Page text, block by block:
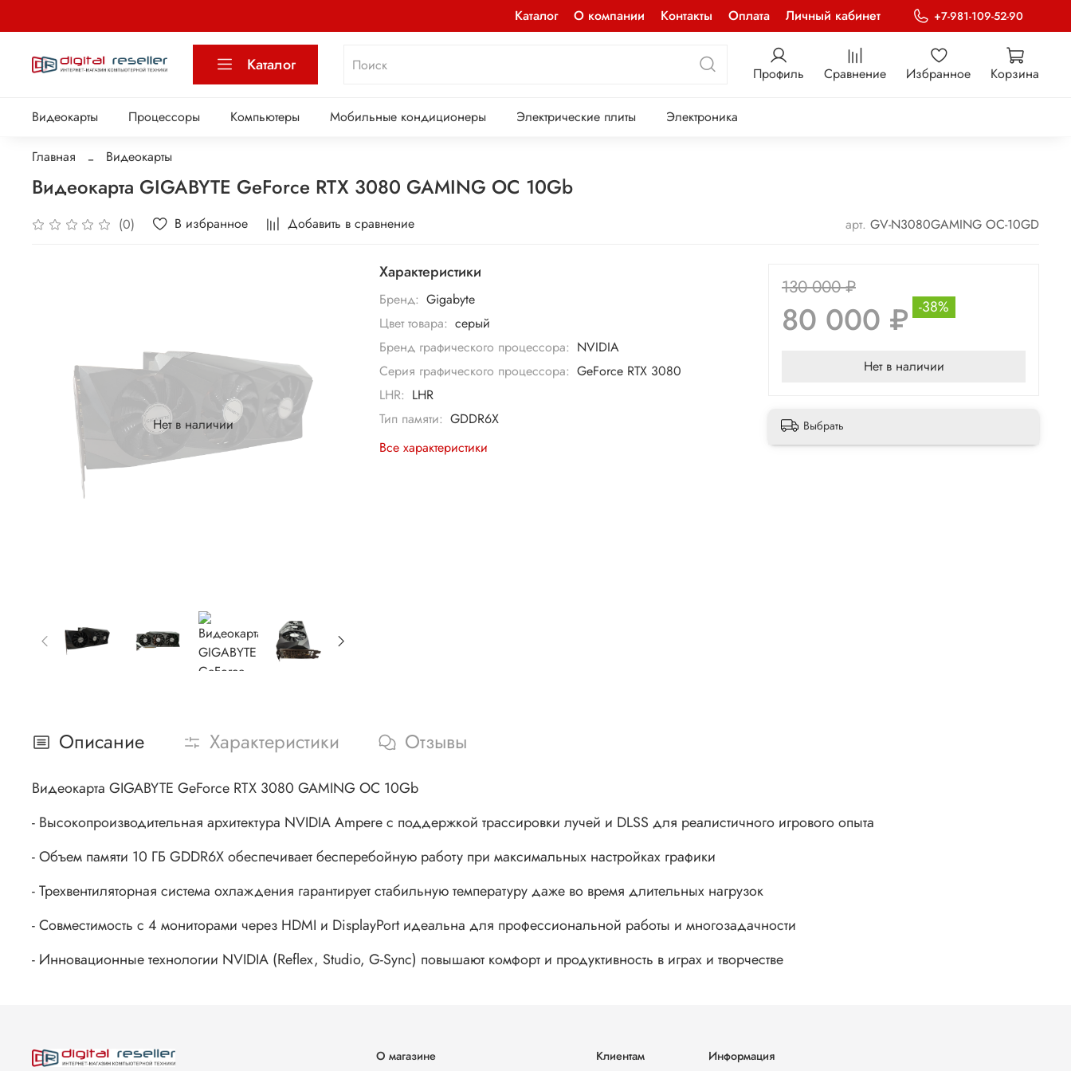
Каталог О компании Контакты Оплата Личный кабинет +7-981-109-52-90
Каталог Профиль Сравнение Избранное Корзина
Видеокарты Процессоры Компьютеры Мобильные кондиционеры Электрические плиты Электроника
Главная Видеокарты
Видеокарта GIGABYTE GeForce RTX 3080 GAMING OC 10Gb
(0) В избранное Добавить в сравнение арт. GV-N3080GAMING OC-10GD
Нет в наличии
Характеристики
Бренд: Gigabyte
Цвет товара: серый
Бренд графического процессора: NVIDIA
Серия графического процессора: GeForce RTX 3080
LHR: LHR
Тип памяти: GDDR6X
Все характеристики
130 000 ₽
80 000 ₽ -38%
Нет в наличии
Выбрать
Описание Характеристики Отзывы
Видеокарта GIGABYTE GeForce RTX 3080 GAMING OC 10Gb
- Высокопроизводительная архитектура NVIDIA Ampere с поддержкой трассировки лучей и DLSS для реалистичного игрового опыта
- Объем памяти 10 ГБ GDDR6X обеспечивает бесперебойную работу при максимальных настройках графики
- Трехвентиляторная система охлаждения гарантирует стабильную температуру даже во время длительных нагрузок
- Совместимость с 4 мониторами через HDMI и DisplayPort идеальна для профессиональной работы и многозадачности
- Инновационные технологии NVIDIA (Reflex, Studio, G-Sync) повышают комфорт и продуктивность в играх и творчестве
О магазине Клиентам Информация